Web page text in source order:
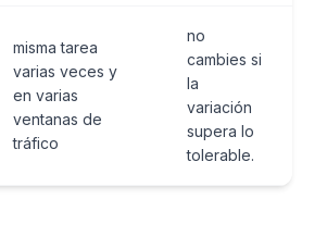
misma tarea
varias veces y
en varias
ventanas de
tráfico
no
cambies si
la
variación
supera lo
tolerable.